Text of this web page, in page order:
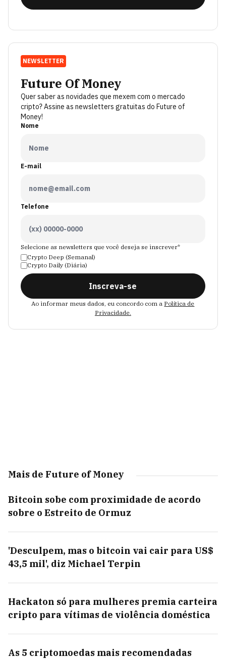
NEWSLETTER
Future Of Money
Quer saber as novidades que mexem com o mercado
cripto? Assine as newsletters gratuitas do Future of
Money!
Nome
E-mail
Telefone
Selecione as newsletters que você deseja se inscrever*
Crypto Deep (Semanal)
Crypto Daily (Diária)
Inscreva-se
Ao informar meus dados, eu concordo com a Política de
Privacidade.
Mais de Future of Money
Bitcoin sobe com proximidade de acordo
sobre o Estreito de Ormuz
'Desculpem, mas o bitcoin vai cair para US$
43,5 mil', diz Michael Terpin
Hackaton só para mulheres premia carteira
cripto para vítimas de violência doméstica
As 5 criptomoedas mais recomendadas